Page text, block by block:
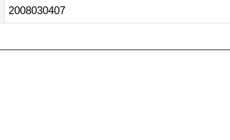
2008030407